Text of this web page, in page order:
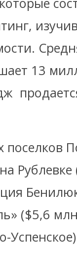
13
поселков
($5,6